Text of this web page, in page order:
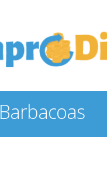
Barbacoas